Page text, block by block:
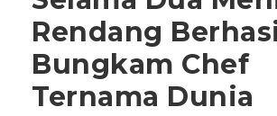
Rendang
Bungkam Chef
Ternama Dunia